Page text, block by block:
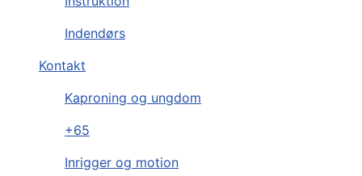
Indendørs
Kontakt
Kaproning og ungdom
+65
Inrigger og motion